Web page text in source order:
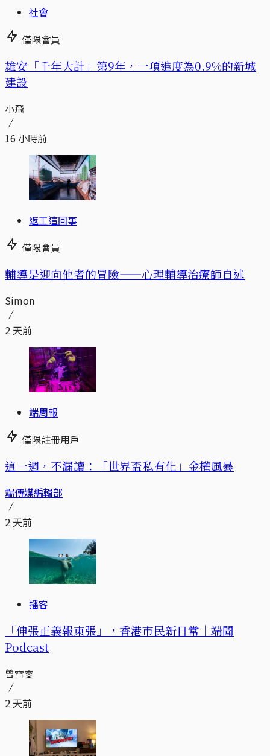
社會
僅限會員
​​雄安「千年大計」第9年，一項進度為0.9%的新城
建設
小飛
16 小時前
返工這回事
僅限會員
輔導是迎向他者的冒險——心理輔導治療師自述
Simon
2 天前
端周報
僅限註冊用戶
這一週，不漏讀：「世界盃私有化」金權風暴
端傳媒編輯部
2 天前
播客
「伸張正義報東張」，香港市民新日常｜端聞
Podcast
曾雪雯
2 天前